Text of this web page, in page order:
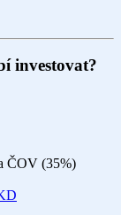
investovat?